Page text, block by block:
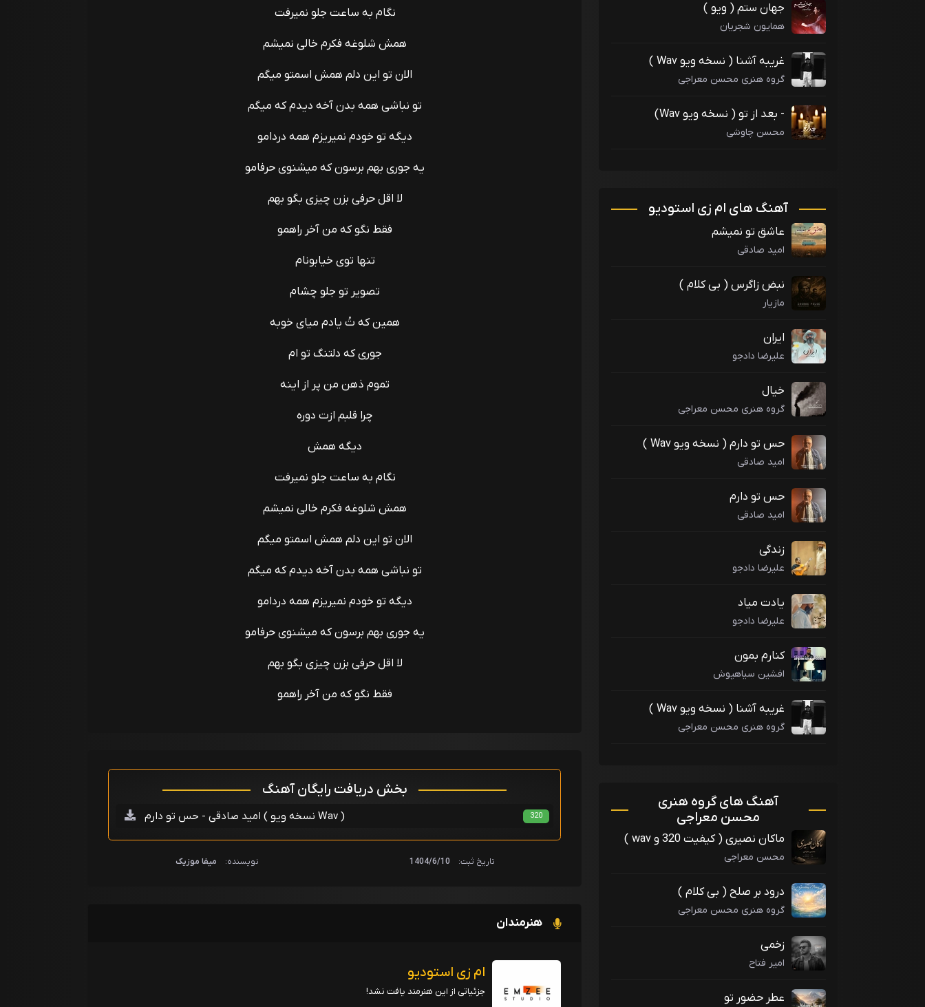
جهان ستم ( ویو )
همایون شجریان
غریبه آشنا ( نسخه ویو Wav )
گروه هنری محسن معراجی
- بعد از تو ( نسخه ویو Wav)
محسن چاوشی
آهنگ های ام زی استودیو
عاشق تو نمیشم
امید صادقی
نبض زاگرس ( بی کلام )
مازیار
ایران
علیرضا دادجو
خیال
گروه هنری محسن معراجی
حس تو دارم ( نسخه ویو Wav )
امید صادقی
حس تو دارم
امید صادقی
زندگی
علیرضا دادجو
یادت میاد
علیرضا دادجو
کنارم بمون
افشین سیاهپوش
غریبه آشنا ( نسخه ویو Wav )
گروه هنری محسن معراجی
آهنگ های گروه هنری
محسن معراجی
ماکان نصیری ( کیفیت 320 و wav )
محسن معراجی
درود بر صلح ( بی کلام )
گروه هنری محسن معراجی
زخمی
امیر فتاح
عطر حضور تو
نگام به ساعت جلو نمیرفت
همش شلوغه فکرم خالی نمیشم
الان تو این دلم همش اسمتو میگم
تو نباشی همه بدن آخه دیدم که میگم
دیگه تو خودم نمیریزم همه دردامو
یه جوری بهم برسون که میشنوی حرفامو
لا اقل حرفی بزن چیزی بگو بهم
فقط نگو که من آخر راهمو
تنها توی خیابونام
تصویر تو جلو چشام
همین که تُ یادم میای خوبه
جوری که دلتنگ تو ام
تموم ذهن من پر از اینه
چرا قلبم ازت دوره
دیگه همش
نگام به ساعت جلو نمیرفت
همش شلوغه فکرم خالی نمیشم
الان تو این دلم همش اسمتو میگم
تو نباشی همه بدن آخه دیدم که میگم
دیگه تو خودم نمیریزم همه دردامو
یه جوری بهم برسون که میشنوی حرفامو
لا اقل حرفی بزن چیزی بگو بهم
فقط نگو که من آخر راهمو
بخش دریافت رایگان آهنگ
امید صادقی - حس تو دارم ( نسخه ویو Wav ) 320
تاریخ ثبت: 1404/6/10 نویسنده: میفا موزیک
هنرمندان
ام زی استودیو
جزئیاتی از این هنرمند یافت نشد!